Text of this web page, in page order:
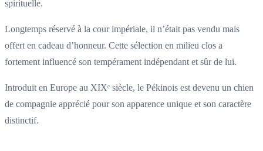
spirituelle.
Longtemps réservé à la cour impériale, il n’était pas vendu mais
offert en cadeau d’honneur. Cette sélection en milieu clos a
fortement influencé son tempérament indépendant et sûr de lui.
Introduit en Europe au XIXᵉ siècle, le Pékinois est devenu un chien
de compagnie apprécié pour son apparence unique et son caractère
distinctif.